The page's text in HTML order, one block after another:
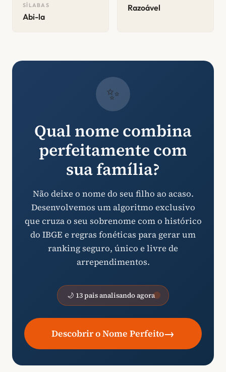
SÍLABAS
Abi-la
Razoável
✨
Qual nome combina
perfeitamente com
sua família?
Não deixe o nome do seu filho ao acaso.
Desenvolvemos um algoritmo exclusivo
que cruza o seu sobrenome com o histórico
do IBGE e regras fonéticas para gerar um
ranking seguro, único e livre de
arrependimentos.
🌙 13 pais analisando agora
Descobrir o Nome Perfeito→